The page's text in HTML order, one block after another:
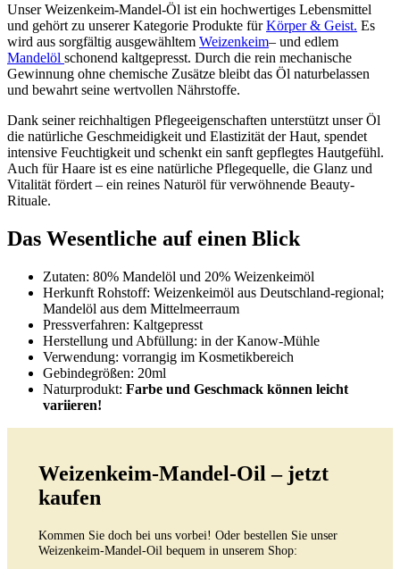
Unser Weizenkeim-Mandel-Öl ist ein hochwertiges Lebensmittel
und gehört zu unserer Kategorie Produkte fürKörper & Geist. Es
wird aus sorgfältig ausgewähltem Weizenkeim– und edlem
Mandelöl schonend kaltgepresst. Durch die rein mechanische
Gewinnung ohne chemische Zusätze bleibt das Öl naturbelassen
und bewahrt seine wertvollen Nährstoffe.
Dank seiner reichhaltigen Pflegeeigenschaften unterstützt unser Öl
die natürliche Geschmeidigkeit und Elastizität der Haut, spendet
intensive Feuchtigkeit und schenkt ein sanft gepflegtes Hautgefühl.
Auch für Haare ist es eine natürliche Pflegequelle, die Glanz und
Vitalität fördert – ein reines Naturöl für verwöhnende Beauty-
Rituale.
Das Wesentliche auf einen Blick
Zutaten: 80% Mandelöl und 20% Weizenkeimöl
Herkunft Rohstoff: Weizenkeimöl aus Deutschland-regional;
Mandelöl aus dem Mittelmeerraum
Pressverfahren: Kaltgepresst
Herstellung und Abfüllung: in der Kanow-Mühle
Verwendung: vorrangig im Kosmetikbereich
Gebindegrößen: 20ml
Naturprodukt: Farbe und Geschmack können leicht
variieren!
Weizenkeim-Mandel-Oil – jetzt
kaufen
Kommen Sie doch bei uns vorbei! Oder bestellen Sie unser
Weizenkeim-Mandel-Oil bequem in unserem Shop: